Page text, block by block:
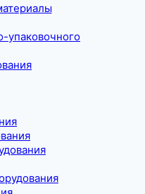
упаковочного